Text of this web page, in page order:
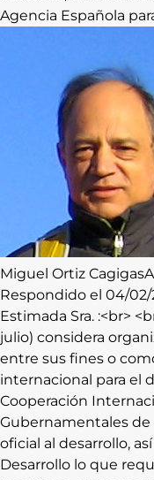
Agencia Española
Miguel Ortiz Cagigas
Respondido el 04/02/
Estimada Sra. :<br>
julio) considera
entre sus fines o
internacional para el
Cooperación
Gubernamentales
oficial al desarrollo,
Desarrollo lo que